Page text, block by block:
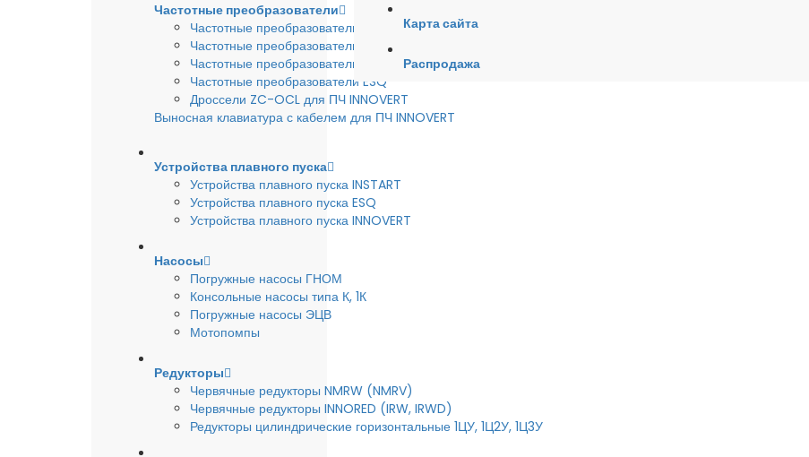
Частотные преобразователи
Частотные преобразователи INSTART
Частотные преобразователи INNOVERT
Частотные преобразователи HYUNDAI
Частотные преобразователи ESQ
Дроссели ZC-OCL для ПЧ INNOVERT
Выносная клавиатура с кабелем для ПЧ INNOVERT
Устройства плавного пуска
Устройства плавного пуска INSTART
Устройства плавного пуска ESQ
Устройства плавного пуска INNOVERT
Насосы
Погружные насосы ГНОМ
Консольные насосы типа К, 1К
Погружные насосы ЭЦВ
Мотопомпы
Редукторы
Червячные редукторы NMRW (NMRV)
Червячные редукторы INNORED (IRW, IRWD)
Редукторы цилиндрические горизонтальные 1ЦУ, 1Ц2У, 1Ц3У
Карта сайта
Распродажа